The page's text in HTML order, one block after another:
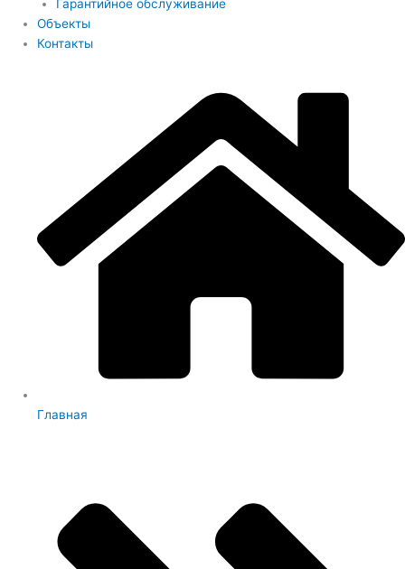
Гарантийное обслуживание
Объекты
Контакты
Главная